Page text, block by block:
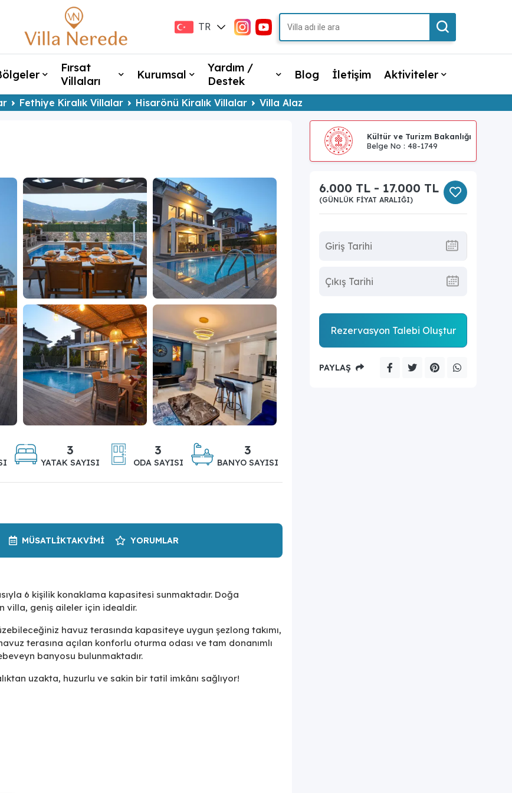
TR
EN
Fırsat
Villaları
Kurumsal
Yardım /
Destek
Blog İletişim Aktiviteler
Fethiye Kiralık Villalar Hisarönü Kiralık Villalar Villa Alaz
3
YATAK SAYISI
3
ODA SAYISI
3
BANYO SAYISI
MÜSATLIKTAKVIMI YORUMLAR
6 kişilik konaklama kapasitesi sunmaktadır. Doğa
villa, geniş aileler için idealdir.
havuz terasında kapasiteye uygun şezlong takımı,
terasına açılan konforlu oturma odası ve tam donanımlı
banyosu bulunmaktadır.
uzakta, huzurlu ve sakin bir tatil imkânı sağlıyor!
Kültür ve Turizm Bakanlığı
Belge No : 48-1749
6.000 TL - 17.000 TL
(GÜNLÜK FIYAT ARALIĞI)
Rezervasyon Talebi Oluştur
PAYLAŞ